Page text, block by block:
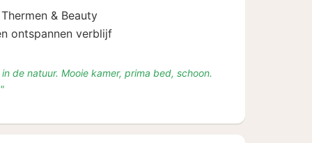
& Beauty
ontspannen verblijf
de natuur. Mooie kamer, prima bed, schoon.